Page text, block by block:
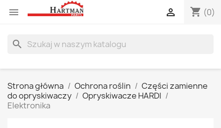
 shopping_cart (0)

search
Strona główna Ochrona roślin
Części zamienne
do opryskiwaczy
Opryskiwacze HARDI
Elektronika